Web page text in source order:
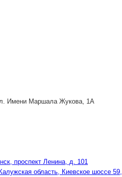
Имени Маршала Жукова, 1А
проспект Ленина, д. 101
область, Киевское шоссе 59,